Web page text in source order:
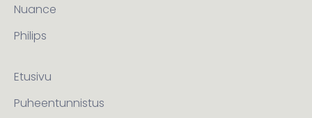
Nuance
Philips
Etusivu
Puheentunnistus